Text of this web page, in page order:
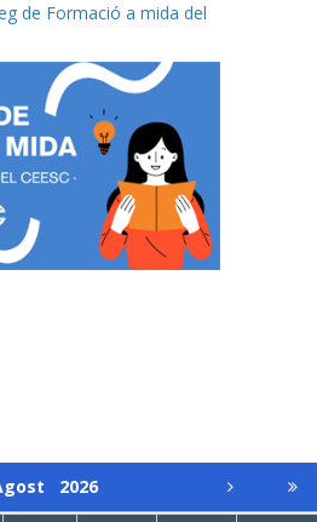
de Formació a mida del
2026